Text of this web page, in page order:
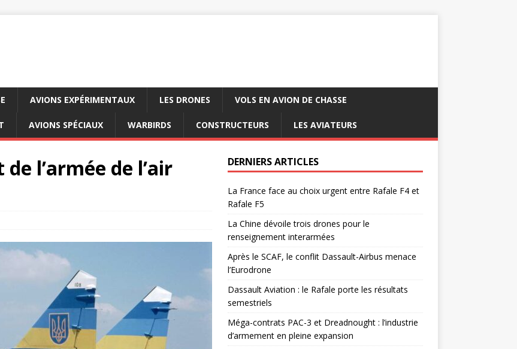
AVIONS EXPÉRIMENTAUX LES DRONES VOLS EN AVION DE CHASSE
AVIONS SPÉCIAUX WARBIRDS CONSTRUCTEURS LES AVIATEURS
l’armée de l’air
DERNIERS ARTICLES
La France face au choix urgent entre Rafale F4 et
Rafale F5
La Chine dévoile trois drones pour le
renseignement interarmées
Après le SCAF, le conflit Dassault-Airbus menace
l’Eurodrone
Dassault Aviation : le Rafale porte les résultats
semestriels
Méga-contrats PAC-3 et Dreadnought : l’industrie
d’armement en pleine expansion